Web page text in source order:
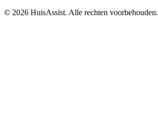
© 2026 HuisAssist. Alle rechten voorbehouden.